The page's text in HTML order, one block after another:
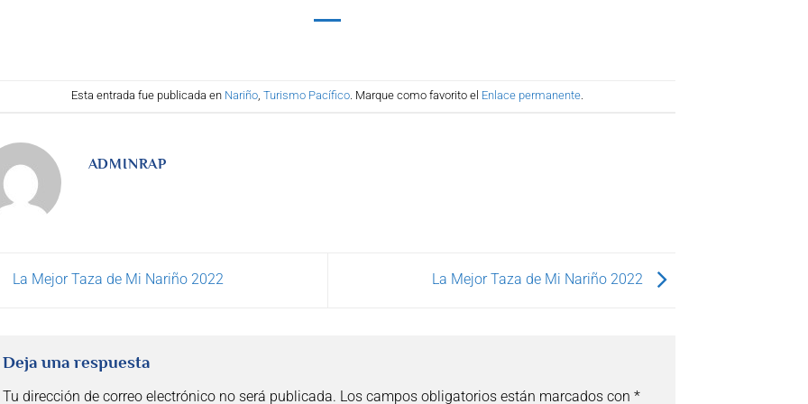
Esta entrada fue publicada en Nariño,Turismo Pacífico. Marque como favorito el Enlace permanente.
ADMINRAP
La Mejor Taza de Mi Nariño 2022 La Mejor Taza de Mi Nariño 2022
Deja una respuesta
Tu dirección de correo electrónico no será publicada. Los campos obligatorios están marcados con *